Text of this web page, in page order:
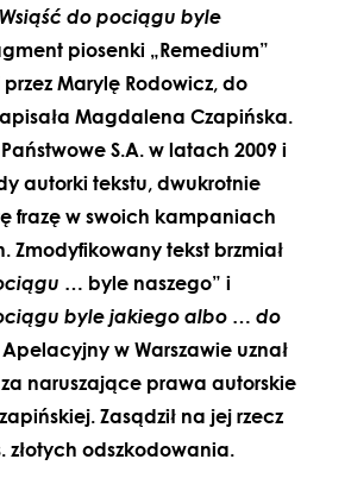
do pociągu byle
piosenki „Remedium”
Marylę Rodowicz, do
Magdalena Czapińska.
S.A. w latach 2009 i
autorki tekstu, dwukrotnie
frazę w swoich kampaniach
Zmodyfikowany tekst brzmiał
… byle naszego” i
byle jakiego albo … do
Apelacyjny w Warszawie uznał
za naruszające prawa autorskie
Zasądził na jej rzecz
złotych odszkodowania.